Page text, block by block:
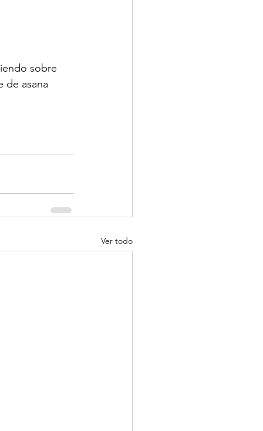
sobre
de asana
Ver todo